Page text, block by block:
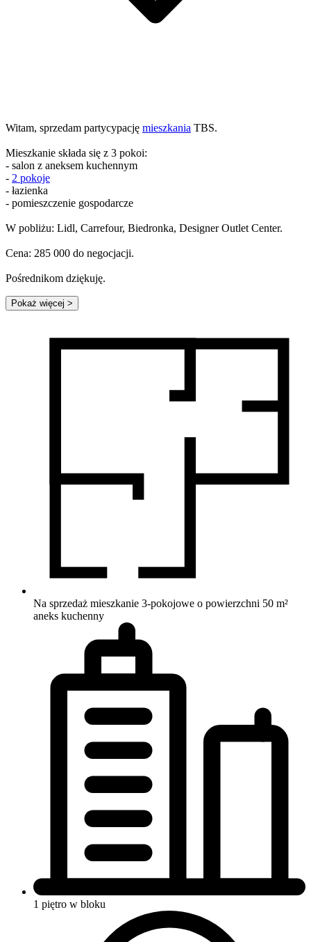
Witam, sprzedam partycypację mieszkania TBS.
Mieszkanie składa się z 3 pokoi:
- salon z aneksem kuchennym
- 2 pokoje
- łazienka
- pomieszczenie gospodarcze
W pobliżu: Lidl, Carrefour, Biedronka, Designer Outlet Center.
Cena: 285 000 do negocjacji.
Pośrednikom dziękuję.
Pokaż więcej >
Na sprzedaż mieszkanie 3-pokojowe o powierzchni 50 m²
aneks kuchenny
1 piętro w bloku